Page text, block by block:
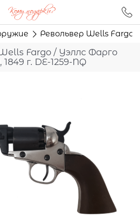
Револьвер Wells Fargo
Fargo / Уэллс Фарго
г. DE-1259-NQ